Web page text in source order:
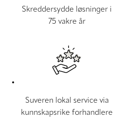
Skreddersydde løsninger i
75 vakre år
Suveren lokal service via
kunnskapsrike forhandlere